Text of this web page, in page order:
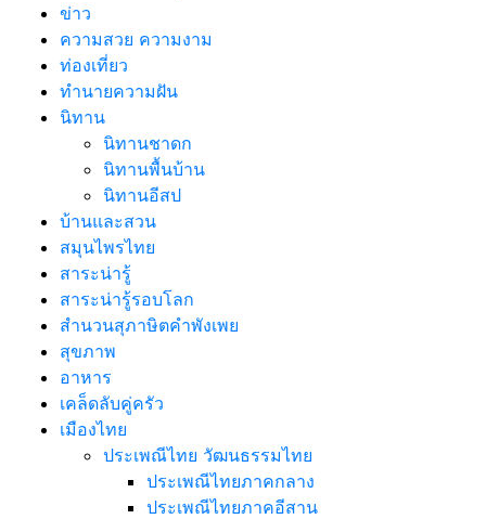
ข่าว
ความสวย ความงาม
ท่องเที่ยว
ทํานายความฝัน
นิทาน
นิทานชาดก
นิทานพื้นบ้าน
นิทานอีสป
บ้านและสวน
สมุนไพรไทย
สาระน่ารู้
สาระน่ารู้รอบโลก
สำนวนสุภาษิตคำพังเพย
สุขภาพ
อาหาร
เคล็ดลับคู่ครัว
เมืองไทย
ประเพณีไทย วัฒนธรรมไทย
ประเพณีไทยภาคกลาง
ประเพณีไทยภาคอีสาน